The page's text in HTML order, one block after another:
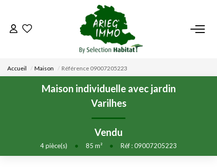
ACCUEIL
NOS BIENS
VENDRE UN BIEN
DÉPOSEZ VOTRE RECHERCHE
Accueil Maison Référence 09007205223
Maison individuelle avec jardin
Varilhes
Vendu
4pièce(s) • 85 m² • Réf : 09007205223